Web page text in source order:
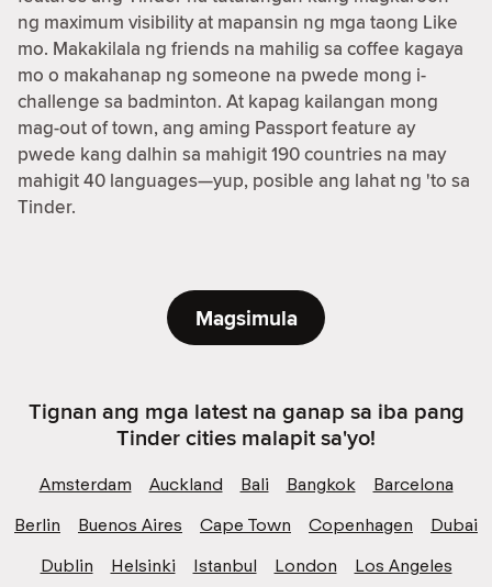
ng maximum visibility at mapansin ng mga taong Like
mo. Makakilala ng friends na mahilig sa coffee kagaya
mo o makahanap ng someone na pwede mong i-
challenge sa badminton. At kapag kailangan mong
mag-out of town, ang aming Passport feature ay
pwede kang dalhin sa mahigit 190 countries na may
mahigit 40 languages—yup, posible ang lahat ng 'to sa
Tinder.
Magsimula
Tignan ang mga latest na ganap sa iba pang
Tinder cities malapit sa'yo!
Amsterdam Auckland Bali Bangkok
Barcelona
Berlin
Buenos Aires Cape Town Copenhagen
Dubai
Dublin
Helsinki Istanbul London
Los Angeles